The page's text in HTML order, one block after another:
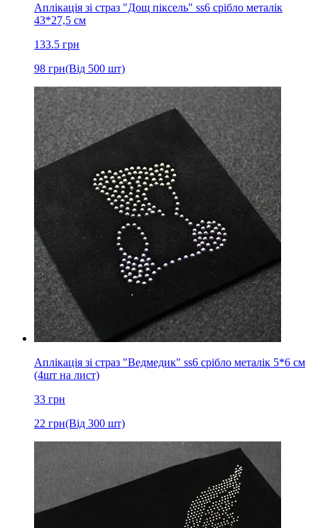
Аплікація зі страз "Дощ піксель" ss6 срібло металік
43*27,5 см
133.5 грн
98 грн(Від 500 шт)
Аплікація зі страз "Ведмедик" ss6 срібло металік 5*6 см
(4шт на лист)
33 грн
22 грн(Від 300 шт)